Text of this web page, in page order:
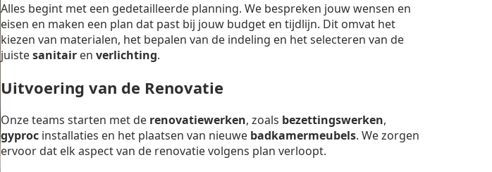
Alles begint met een gedetailleerde planning. We bespreken jouw wensen en
eisen en maken een plan dat past bij jouw budget en tijdlijn. Dit omvat het
kiezen van materialen, het bepalen van de indeling en het selecteren van de
juistesanitair en verlichting.
Uitvoering van de Renovatie
Onze teams starten met de renovatiewerken, zoals bezettingswerken,
gyproc installaties en het plaatsen van nieuwe badkamermeubels. We zorgen
ervoor dat elk aspect van de renovatie volgens plan verloopt.